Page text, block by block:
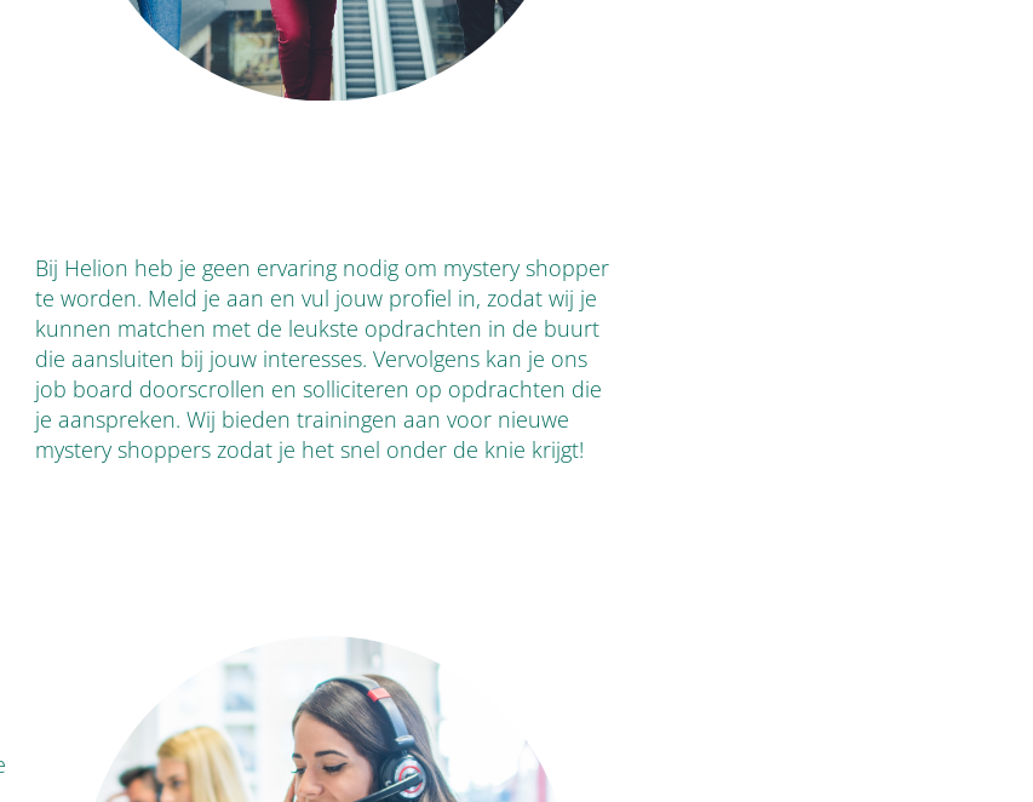
Bij Helion heb je geen ervaring nodig om mystery shopper
te worden. Meld je aan en vul jouw profiel in, zodat wij je
kunnen matchen met de leukste opdrachten in de buurt
die aansluiten bij jouw interesses. Vervolgens kan je ons
job board doorscrollen en solliciteren op opdrachten die
je aanspreken. Wij bieden trainingen aan voor nieuwe
mystery shoppers zodat je het snel onder de knie krijgt!